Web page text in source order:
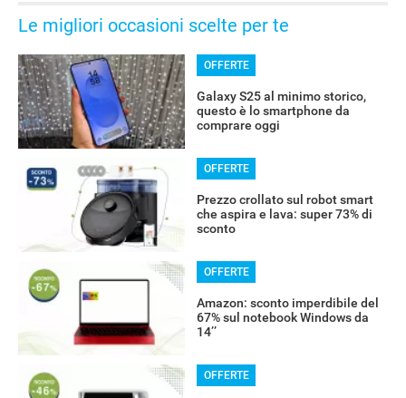
Le migliori occasioni scelte per te
OFFERTE
Galaxy S25 al minimo storico,
questo è lo smartphone da
comprare oggi
OFFERTE
Prezzo crollato sul robot smart
che aspira e lava: super 73% di
sconto
OFFERTE
Amazon: sconto imperdibile del
67% sul notebook Windows da
14’’
OFFERTE